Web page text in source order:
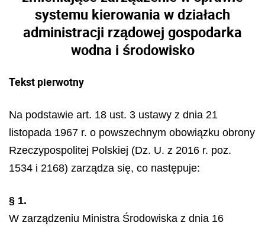
systemu kierowania w działach
administracji rządowej gospodarka
wodna i środowisko
Tekst pierwotny
Na podstawie art. 18 ust. 3 ustawy z dnia 21
listopada 1967 r. o powszechnym obowiązku obrony
Rzeczypospolitej Polskiej (Dz. U. z 2016 r. poz.
1534 i 2168) zarządza się, co następuje:
§ 1.
W zarządzeniu Ministra Środowiska z dnia 16